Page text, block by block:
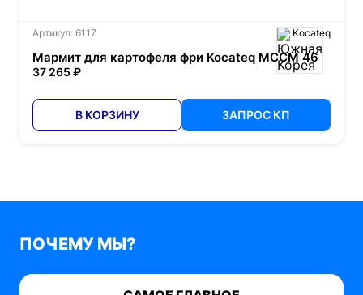
Артикул: 6117 Kocateq
Мармит для картофеля фри Kocateq MCCM 46
37 265 ₽
В КОРЗИНУ ЗАПРОС КП
ПОЧЕМУ МЫ?